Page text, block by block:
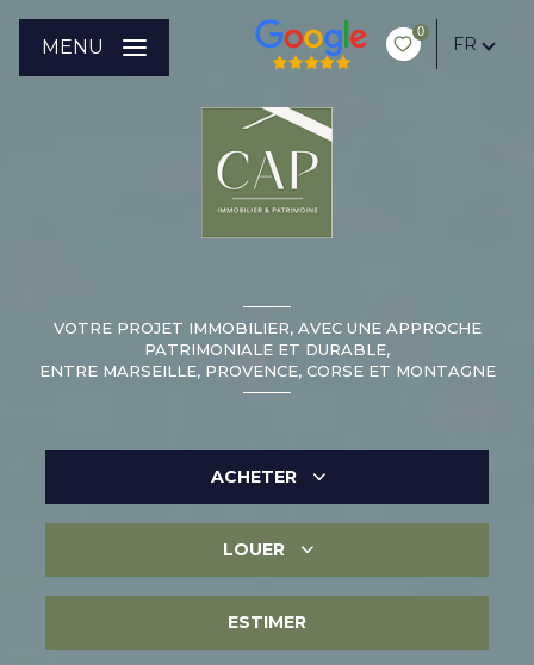
0
FR
MENU
VOTRE PROJET IMMOBILIER, AVEC UNE APPROCHE
PATRIMONIALE ET DURABLE,
ENTRE MARSEILLE, PROVENCE, CORSE ET MONTAGNE
ACHETER
Immobilier ancien
Immobilier professionnel
LOUER
Immobilier professionnel
ESTIMER